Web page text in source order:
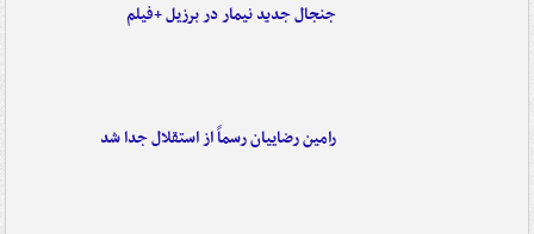
جنجال جدید نیمار در برزیل +فیلم
رامین رضاییان رسماً از استقلال جدا شد